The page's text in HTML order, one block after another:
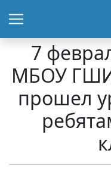
7
МБОУ
прошел